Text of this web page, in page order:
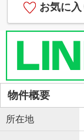
お気に
物件概要
所在地